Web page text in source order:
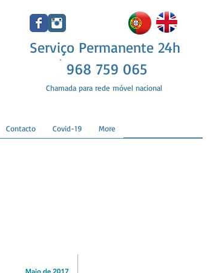
Serviço Permanente 24h
968 759 065
Chamada para rede móvel nacional
Contacto Covid-19 More